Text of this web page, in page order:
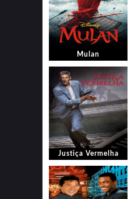
Mulan
Justiça Vermelha